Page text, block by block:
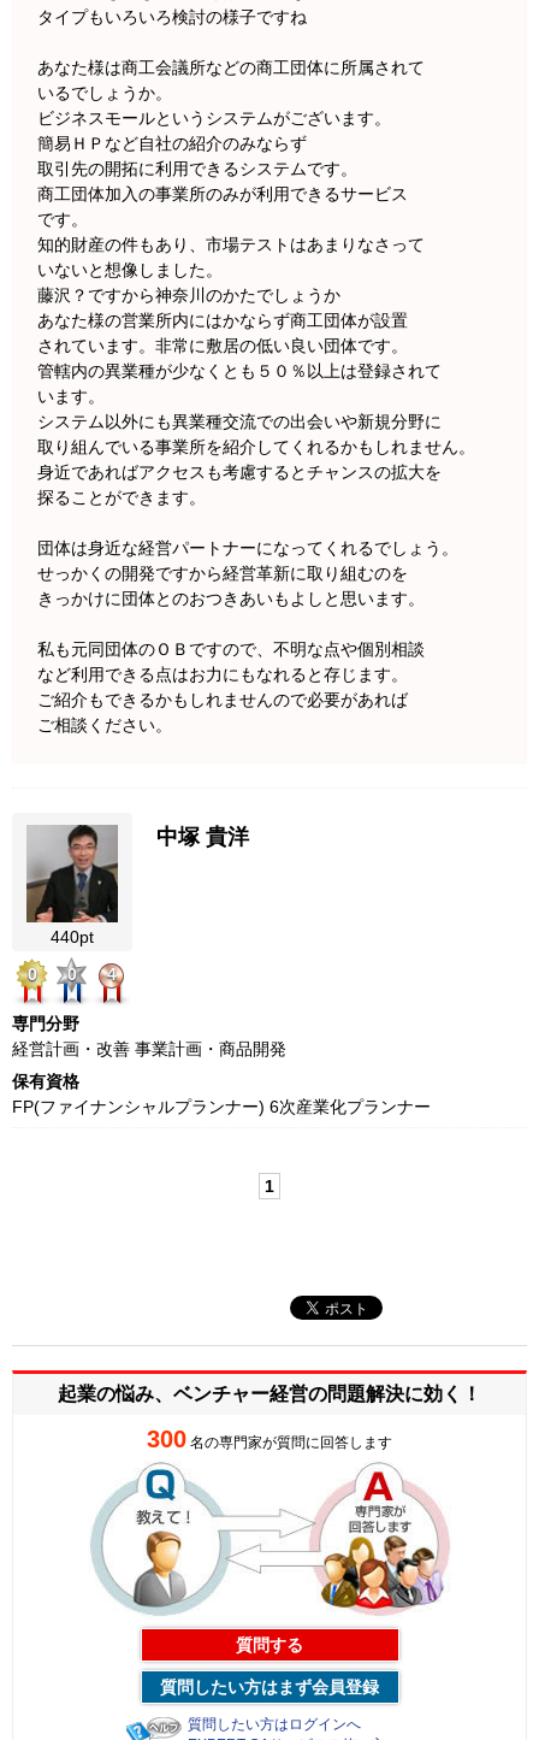
タイプもいろいろ検討の様子ですね
あなた様は商工会議所などの商工団体に所属されて
いるでしょうか。
ビジネスモールというシステムがございます。
簡易ＨＰなど自社の紹介のみならず
取引先の開拓に利用できるシステムです。
商工団体加入の事業所のみが利用できるサービス
です。
知的財産の件もあり、市場テストはあまりなさって
いないと想像しました。
藤沢？ですから神奈川のかたでしょうか
あなた様の営業所内にはかならず商工団体が設置
されています。非常に敷居の低い良い団体です。
管轄内の異業種が少なくとも５０％以上は登録されて
います。
システム以外にも異業種交流での出会いや新規分野に
取り組んでいる事業所を紹介してくれるかもしれません。
身近であればアクセスも考慮するとチャンスの拡大を
探ることができます。
団体は身近な経営パートナーになってくれるでしょう。
せっかくの開発ですから経営革新に取り組むのを
きっかけに団体とのおつきあいもよしと思います。
私も元同団体のＯＢですので、不明な点や個別相談
など利用できる点はお力にもなれると存じます。
ご紹介もできるかもしれませんので必要があれば
ご相談ください。
440pt
0
0 4
中塚 貴洋
専門分野
経営計画・改善 事業計画・商品開発
保有資格
FP(ファイナンシャルプランナー) 6次産業化プランナー
1
起業の悩み、ベンチャー経営の問題解決に効く！
300 名の専門家が質問に回答します
質問する
質問したい方はまず会員登録
質問したい方はログインへ